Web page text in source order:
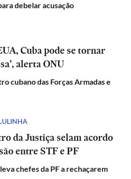
debelar acusação
Cuba pode se tornar
alerta ONU
cubano das Forças Armadas e
da Justiça selam acordo
entre STF e PF
chefes da PF a rechaçarem